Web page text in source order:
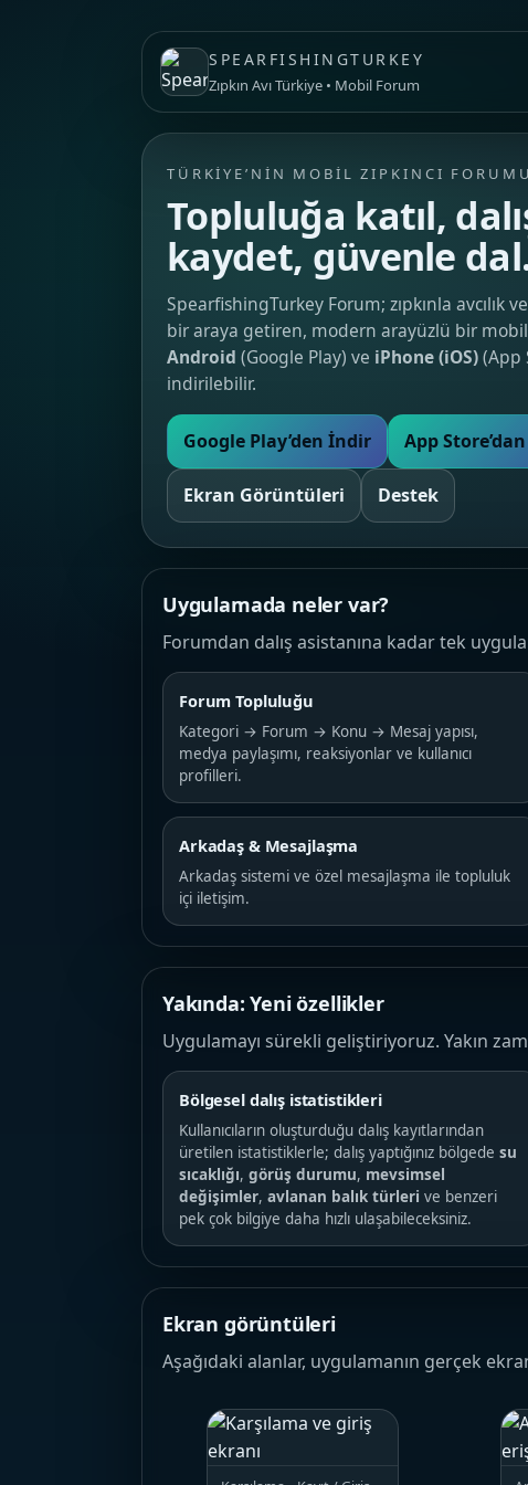
SPEARFISHINGTURKEY
Zıpkın Avı Türkiye • Mobil Forum
TÜRKIYE’NIN MOBIL ZIPKINCI FORUMU
Topluluğa katıl,
kaydet, güvenle
SpearfishingTurkey Forum; zıpkınla avcılık
bir araya getiren, modern arayüzlü bir mobil
Android (Google Play) ve iPhone (iOS)(App
indirilebilir.
Google Play’den İndir App
Ekran Görüntüleri Destek
Uygulamada neler var?
Forumdan dalış asistanına kadar tek
Forum Topluluğu
Kategori → Forum → Konu → Mesaj yapısı,
medya paylaşımı, reaksiyonlar ve kullanıcı
profilleri.
Arkadaş & Mesajlaşma
Arkadaş sistemi ve özel mesajlaşma ile topluluk
içi iletişim.
Yakında: Yeni özellikler
Uygulamayı sürekli geliştiriyoruz. Yakın
Bölgesel dalış istatistikleri
Kullanıcıların oluşturduğu dalış kayıtlarından
üretilen istatistiklerle; dalış yaptığınız bölgede su
sıcaklığı, görüş durumu, mevsimsel
değişimler, avlanan balık türleri ve benzeri
pek çok bilgiye daha hızlı ulaşabileceksiniz.
Ekran görüntüleri
Aşağıdaki alanlar, uygulamanın gerçek